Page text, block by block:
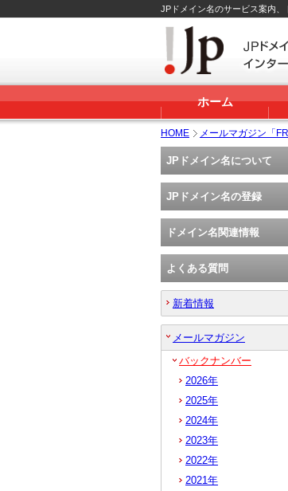
JPドメイン名のサービス案内
ホーム
HOME メールマガジン「
JPドメイン名について
JPドメイン名の登録
ドメイン名関連情報
よくある質問
新着情報
メールマガジン
バックナンバー
2026年
2025年
2024年
2023年
2022年
2021年